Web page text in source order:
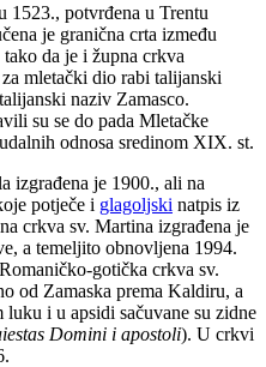
1523., potvrđena u Trentu
je granična crta između
da je i župna crkva
mletački dio rabi talijanski
naziv Zamasco.
su se do pada Mletačke
odnosa sredinom XIX. st.
izgrađena je 1900., ali na
potječe i glagoljski natpis iz
crkva sv. Martina izgrađena je
a temeljito obnovljena 1994.
gotička crkva sv.
od Zamaska prema Kaldiru, a
i u apsidi sačuvane su zidne
Domini i apostoli). U crkvi